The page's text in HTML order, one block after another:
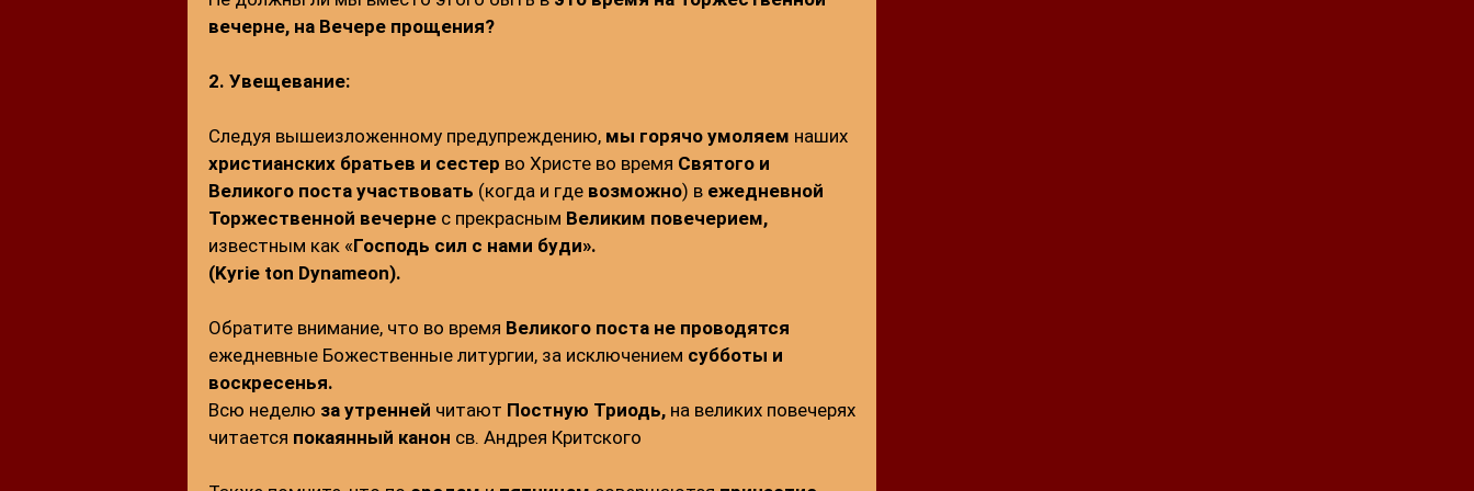
вечерне, на Вечере прощения?
2. Увещевание:
Следуя вышеизложенному предупреждению, мы горячо умоляем наших
христианских братьев и сестер во Христе во время Святого и
Великого поста участвовать (когда и где возможно) в ежедневной
Торжественной вечернес прекрасным Великим повечерием,
известным как «Господь сил с нами буди».
(Kyrie ton Dynameon).
Обратите внимание, что во время Великого поста не проводятся
ежедневные Божественные литургии, за исключением субботы и
воскресенья.
Всю неделю за утренней читают Постную Триодь,на великих повечерях
читается покаянный канон св. Андрея Критского